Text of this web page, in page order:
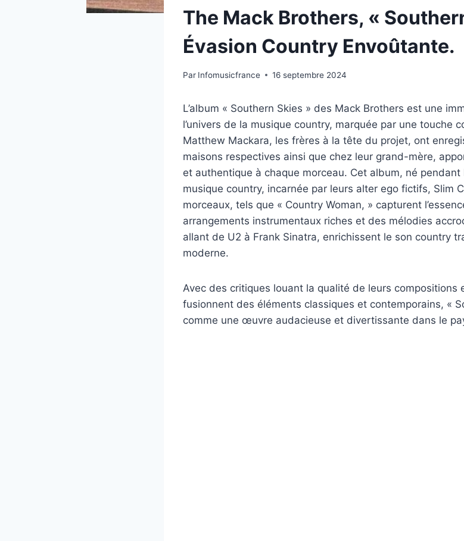
The Mack Brothers, «
Évasion Country Envoûtante.
Par Infomusicfrance 16 septembre 2024
L’album « Southern Skies » des Mack Brothers est une
l’univers de la musique country, marquée par une touche
Matthew Mackara, les frères à la tête du projet, ont
maisons respectives ainsi que chez leur grand-mère,
et authentique à chaque morceau. Cet album, né
musique country, incarnée par leurs alter ego fictifs, Slim
morceaux, tels que « Country Woman, » capturent
arrangements instrumentaux riches et des mélodies
allant de U2 à Frank Sinatra, enrichissent le son country
moderne.
Avec des critiques louant la qualité de leurs compositions
fusionnent des éléments classiques et contemporains, «
comme une œuvre audacieuse et divertissante dans le